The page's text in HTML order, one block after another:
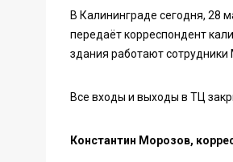
В Калининграде сегодня, 28
передаёт корреспондент
здания работают
Все входы и выходы в ТЦ
Константин Морозов,